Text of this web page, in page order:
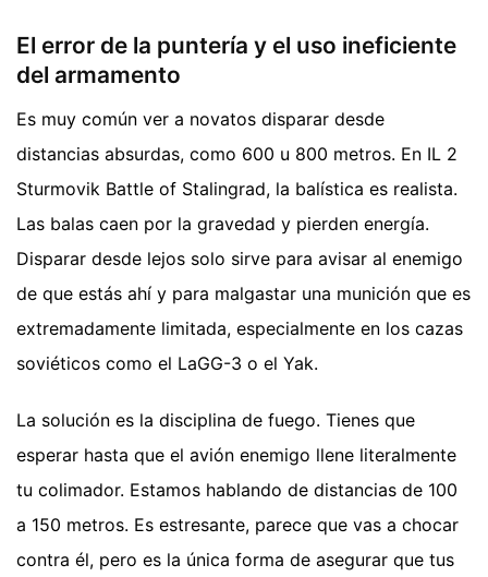
El error de la puntería y el uso ineficiente
del armamento
Es muy común ver a novatos disparar desde
distancias absurdas, como 600 u 800 metros. En IL 2
Sturmovik Battle of Stalingrad, la balística es realista.
Las balas caen por la gravedad y pierden energía.
Disparar desde lejos solo sirve para avisar al enemigo
de que estás ahí y para malgastar una munición que es
extremadamente limitada, especialmente en los cazas
soviéticos como el LaGG-3 o el Yak.
La solución es la disciplina de fuego. Tienes que
esperar hasta que el avión enemigo llene literalmente
tu colimador. Estamos hablando de distancias de 100
a 150 metros. Es estresante, parece que vas a chocar
contra él, pero es la única forma de asegurar que tus